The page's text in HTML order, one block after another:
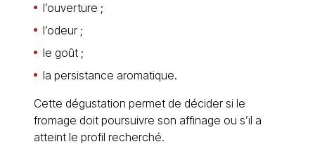
l’ouverture ;
l’odeur ;
le goût ;
la persistance aromatique.
Cette dégustation permet de décider si le
fromage doit poursuivre son affinage ou s’il a
atteint le profil recherché.